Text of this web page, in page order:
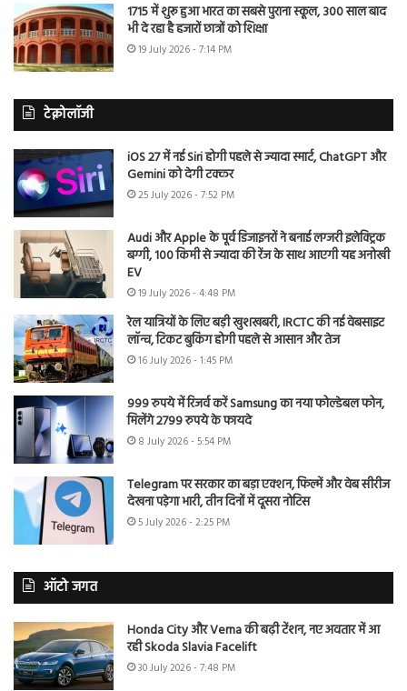
1715 में शुरू हुआ भारत का सबसे पुराना स्कूल, 300 साल बाद
भी दे रहा है हजारों छात्रों को शिक्षा
19 July 2026 - 7:14 PM
टेक्नोलॉजी
iOS 27 में नई Siri होगी पहले से ज्यादा स्मार्ट, ChatGPT और
Gemini को देगी टक्कर
25 July 2026 - 7:52 PM
Audi और Apple के पूर्व डिजाइनरों ने बनाई लग्जरी इलेक्ट्रिक
बग्गी, 100 किमी से ज्यादा की रेंज के साथ आएगी यह अनोखी
EV
19 July 2026 - 4:48 PM
रेल यात्रियों के लिए बड़ी खुशखबरी, IRCTC की नई वेबसाइट
लॉन्च, टिकट बुकिंग होगी पहले से आसान और तेज
16 July 2026 - 1:45 PM
999 रुपये में रिजर्व करें Samsung का नया फोल्डेबल फोन,
मिलेंगे 2799 रुपये के फायदे
8 July 2026 - 5:54 PM
Telegram पर सरकार का बड़ा एक्शन, फिल्में और वेब सीरीज
देखना पड़ेगा भारी, तीन दिनों में दूसरा नोटिस
5 July 2026 - 2:25 PM
ऑटो जगत
Honda City और Verna की बढ़ी टेंशन, नए अवतार में आ
रही Skoda Slavia Facelift
30 July 2026 - 7:48 PM